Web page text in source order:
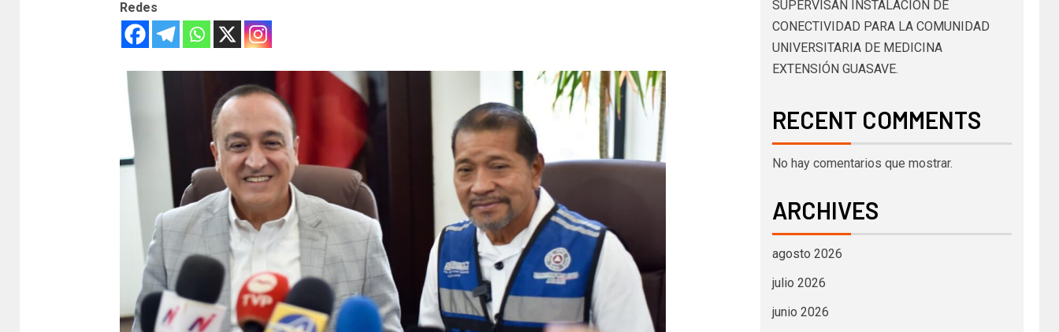
Redes
SUPERVISAN INSTALACIÓN DE
CONECTIVIDAD PARA LA COMUNIDAD
UNIVERSITARIA DE MEDICINA
EXTENSIÓN GUASAVE.
RECENT COMMENTS
No hay comentarios que mostrar.
ARCHIVES
agosto 2026
julio 2026
junio 2026